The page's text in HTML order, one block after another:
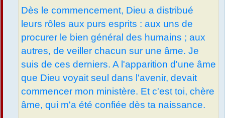
Dès le commencement, Dieu a distribué
leurs rôles aux purs esprits : aux uns de
procurer le bien général des humains ; aux
autres, de veiller chacun sur une âme. Je
suis de ces derniers. A l'apparition d'une âme
que Dieu voyait seul dans l'avenir, devait
commencer mon ministère. Et c'est toi, chère
âme, qui m'a été confiée dès ta naissance.